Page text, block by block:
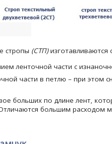
стропы (СТП)изготавливаются
ленточной части с
части в петлю – при этом
больших по длине лент,
большим расходом